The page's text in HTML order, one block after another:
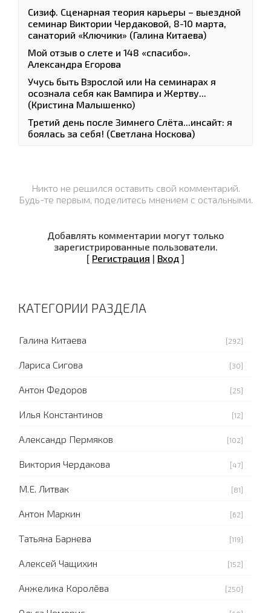
Сизиф. Сценарная теория карьеры – выездной
семинар Виктории Чердаковой, 8-10 марта,
санаторий «Ключики» (Галина Китаева)
Мой отзыв о слете и 148 «спасибо».
Александра Егорова
Учусь быть Взрослой или На семинарах я
осознала себя как Вампира и Жертву...
(Кристина Малышенко)
Третий день после Зимнего Слёта...инсайт: я
боялась за себя! (Светлана Носкова)
Никто не решился оставить свой комментарий.
Будь-те первым, поделитесь мнением с остальными.
Добавлять комментарии могут только
зарегистрированные пользователи.
[ Регистрация | Вход ]
КАТЕГОРИИ РАЗДЕЛА
Галина Китаева [292]
Лариса Сигова [30]
Антон Федоров [25]
Илья Константинов [12]
Александр Пермяков [102]
Виктория Чердакова [47]
М.Е. Литвак [81]
Антон Маркин [62]
Татьяна Барнева [119]
Алексей Чащихин [152]
Анжелика Королёва [250]